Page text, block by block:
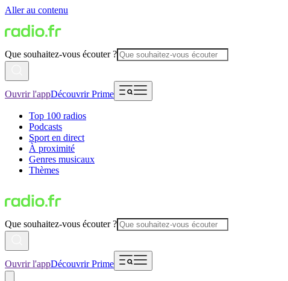
Aller au contenu
Que souhaitez-vous écouter ?
Ouvrir l'appDécouvrir Prime
Top 100 radios
Podcasts
Sport en direct
À proximité
Genres musicaux
Thèmes
Que souhaitez-vous écouter ?
Ouvrir l'appDécouvrir Prime